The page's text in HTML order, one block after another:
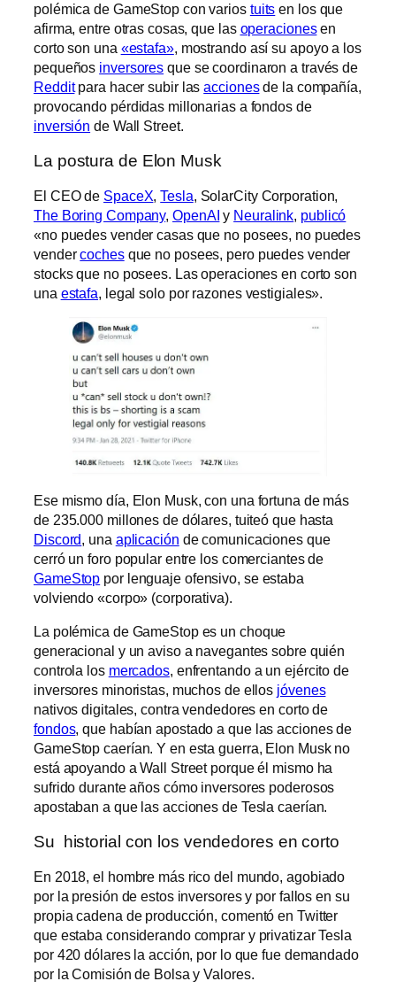
polémica de GameStop con varios tuits en los que
afirma, entre otras cosas, que las operacionesen
corto son una «estafa», mostrando así su apoyo a los
pequeños inversores que se coordinaron a través de
Redditpara hacer subir lasaccionesde la compañía,
provocando pérdidas millonarias a fondos de
inversión de Wall Street.
La postura de Elon Musk
El CEO de SpaceX,Tesla, SolarCity Corporation,
The Boring Company,OpenAI y Neuralink, publicó
«no puedes vender casas que no posees, no puedes
vendercochesque no posees, pero puedes vender
stocks que no posees. Las operaciones en corto son
una estafa, legal solo por razones vestigiales».
Ese mismo día, Elon Musk, con una fortuna de más
de 235.000 millones de dólares, tuiteó que hasta
Discord, una aplicación de comunicaciones que
cerró un foro popular entre los comerciantes de
GameStop por lenguaje ofensivo, se estaba
volviendo «corpo» (corporativa).
La polémica de GameStop es un choque
generacional y un aviso a navegantes sobre quién
controla los mercados, enfrentando a un ejército de
inversores minoristas, muchos de ellos jóvenes
nativos digitales, contra vendedores en corto de
fondos, que habían apostado a que las acciones de
GameStop caerían. Y en esta guerra, Elon Musk no
está apoyando a Wall Street porque él mismo ha
sufrido durante años cómo inversores poderosos
apostaban a que las acciones de Tesla caerían.
Su historial con los vendedores en corto
En 2018, el hombre más rico del mundo, agobiado
por la presión de estos inversores y por fallos en su
propia cadena de producción, comentó en Twitter
que estaba considerando comprar y privatizar Tesla
por 420 dólares la acción, por lo que fue demandado
por la Comisión de Bolsa y Valores.